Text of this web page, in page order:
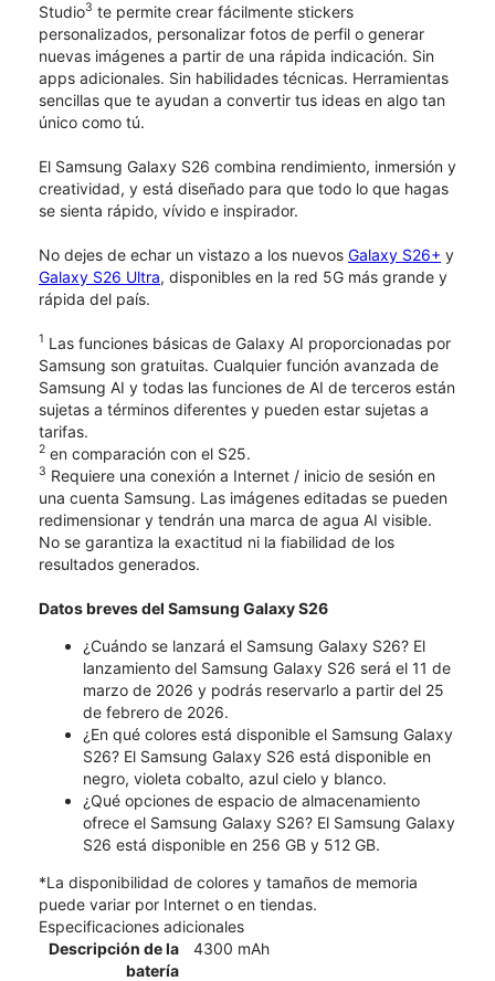
Studio3 te permite crear fácilmente stickers
personalizados, personalizar fotos de perfil o generar
nuevas imágenes a partir de una rápida indicación. Sin
apps adicionales. Sin habilidades técnicas. Herramientas
sencillas que te ayudan a convertir tus ideas en algo tan
único como tú.
El Samsung Galaxy S26 combina rendimiento, inmersión y
creatividad, y está diseñado para que todo lo que hagas
se sienta rápido, vívido e inspirador.
No dejes de echar un vistazo a los nuevos Galaxy S26+ y
Galaxy S26 Ultra, disponibles en la red 5G más grande y
rápida del país.
1 Las funciones básicas de Galaxy AI proporcionadas por
Samsung son gratuitas. Cualquier función avanzada de
Samsung AI y todas las funciones de AI de terceros están
sujetas a términos diferentes y pueden estar sujetas a
tarifas.
2 en comparación con el S25.
3 Requiere una conexión a Internet / inicio de sesión en
una cuenta Samsung. Las imágenes editadas se pueden
redimensionar y tendrán una marca de agua AI visible.
No se garantiza la exactitud ni la fiabilidad de los
resultados generados.
Datos breves del Samsung Galaxy S26
¿Cuándo se lanzará el Samsung Galaxy S26? El
lanzamiento del Samsung Galaxy S26 será el 11 de
marzo de 2026 y podrás reservarlo a partir del 25
de febrero de 2026.
¿En qué colores está disponible el Samsung Galaxy
S26? El Samsung Galaxy S26 está disponible en
negro, violeta cobalto, azul cielo y blanco.
¿Qué opciones de espacio de almacenamiento
ofrece el Samsung Galaxy S26? El Samsung Galaxy
S26 está disponible en 256 GB y 512 GB.
*La disponibilidad de colores y tamaños de memoria
puede variar por Internet o en tiendas.
Especificaciones adicionales
Descripción de la
batería
4300 mAh